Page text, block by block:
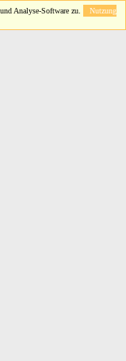
Analyse-Software zu.
Nutzung